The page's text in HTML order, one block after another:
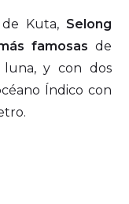
Kuta, Selong
famosas de
luna, y con dos
Índico con